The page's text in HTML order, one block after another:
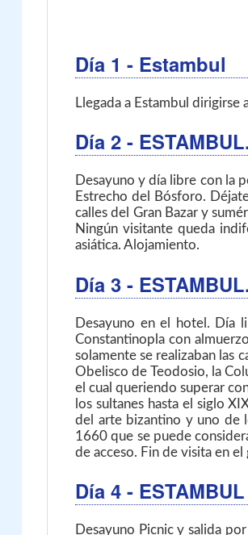
Día 1 - Estambul
Llegada a Estambul
Día 2 -
Desayuno y día libre con la
Estrecho del Bósforo.
calles del Gran Bazar y
Ningún visitante queda
asiática. Alojamiento.
Día 3 -
Desayuno en el hotel. Día
Constantinopla con
solamente se realizaban las
Obelisco de Teodosio, la
el cual queriendo superar
los sultanes hasta el siglo
del arte bizantino y uno de
1660 que se puede
de acceso. Fin de visita en el
Día 4 -
Desayuno Picnic y salida